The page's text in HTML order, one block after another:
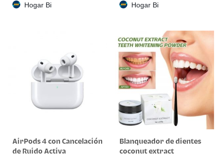
Hogar Bi Hogar Bi
AirPods 4 con Cancelación
de Ruido Activa
Blanqueador de dientes
coconut extract